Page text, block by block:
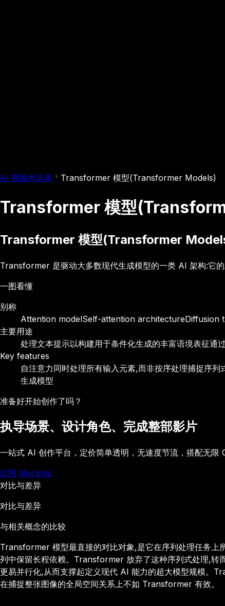
AI 视频术语表 Transformer 模型(Transformer Models)
Transformer 模型
Transformer 模型(Transformer
Transformer 是驱动大多数现代生成模型的一类 AI 架构:它
一图看懂
别称
Attention modelSelf-attention architectureDiffusion
主要用途
处理文本提示以构建用于条件化生成的丰富语境表征通
Key features
自注意力同时处理所有输入元素,而非按序处理捕捉序列
生成模型
准备好开始创作了吗？
执导场景、设计角色、完成整部影片
一站式 AI 创作平台，定价简单透明，无速度节流，搭配无限
试用 Morphic
对比与差异
对比与差异
与相关概念的比较
Transformer 模型最直接的对比对象,是它在序列处理任务上
列中保留长程依赖。Transformer 放弃了这种序列式处理,转
更易并行化,从而支撑起定义现代 AI 能力的超大模型规模。
在捕捉整张图像的全局空间关系上不如 Transformer 有效。